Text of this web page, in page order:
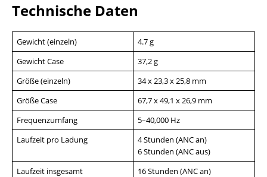
Technische Daten
Gewicht (einzeln)
4.7 g
Gewicht Case
37,2 g
Größe (einzeln)
34 x 23,3 x 25,8 mm
Größe Case
67,7 x 49,1 x 26,9 mm
Frequenzumfang
5–40,000 Hz
Laufzeit pro Ladung
4 Stunden (ANC an)
6 Stunden (ANC aus)
Laufzeit insgesamt
16 Stunden (ANC an)